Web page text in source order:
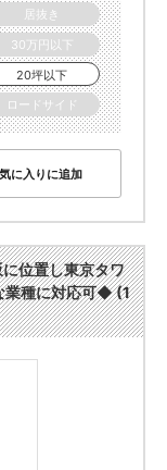
居抜き
30万円以下
20坪以下
ロードサイド
に入りに追加
位置し東京タワ
業種に対応可◆ (1